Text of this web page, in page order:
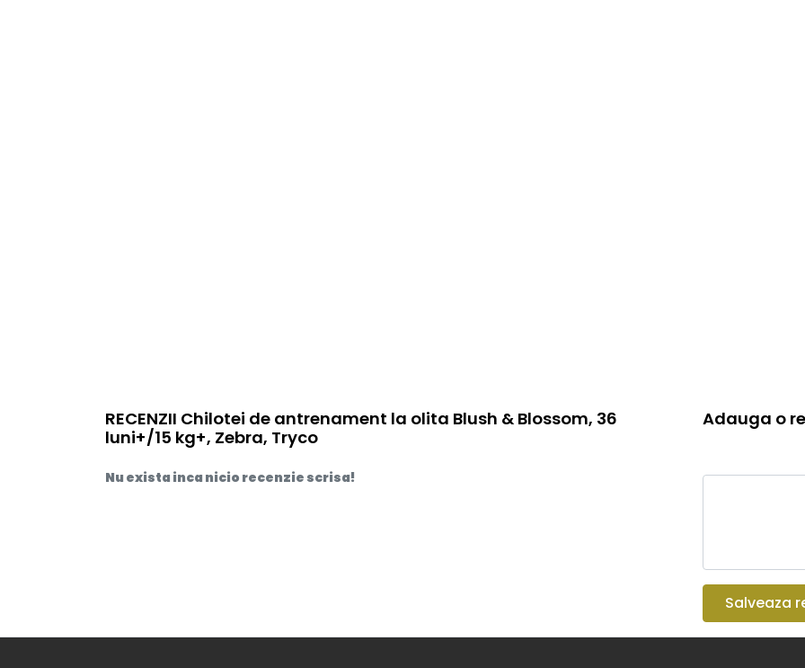
RECENZII Chilotei de antrenament la olita Blush & Blossom, 36
luni+/15 kg+, Zebra, Tryco
Nu exista inca nicio recenzie scrisa!
Adauga o
Salveaza